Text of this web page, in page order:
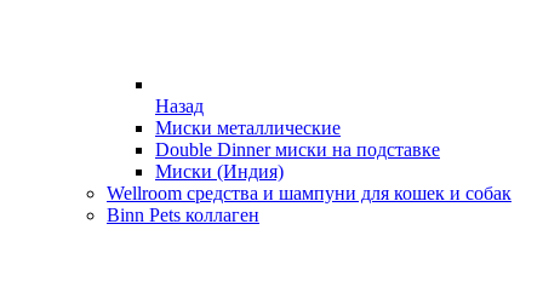
Назад
Миски металлические
Double Dinner миски на подставке
Миски (Индия)
Wellroom средства и шампуни для кошек и собак
Binn Pets коллаген